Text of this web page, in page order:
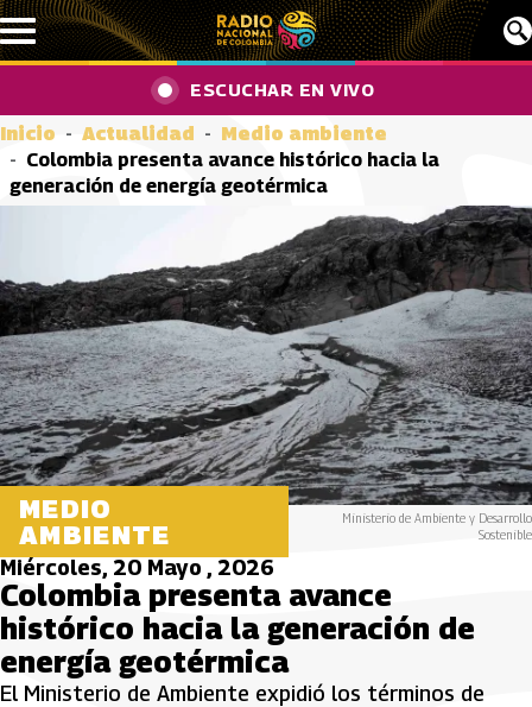
Pasar al contenido principal
ESCUCHAR EN VIVO
Inicio Actualidad
Medio ambiente
Colombia presenta avance histórico hacia la
generación de energía geotérmica
MEDIO
AMBIENTE
Ministerio de Ambiente y Desarrollo
Sostenible
Miércoles, 20 Mayo , 2026
Colombia presenta avance
histórico hacia la generación de
energía geotérmica
El Ministerio de Ambiente expidió los términos de